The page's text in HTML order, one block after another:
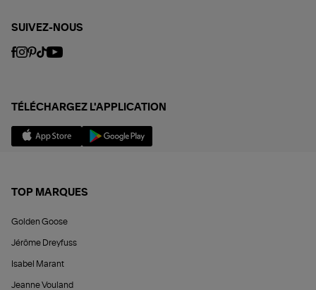
SUIVEZ-NOUS
TÉLÉCHARGEZ L'APPLICATION
TOP MARQUES
Golden Goose
Jérôme Dreyfuss
Isabel Marant
Jeanne Vouland